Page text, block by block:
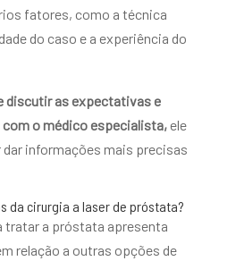
fatores, como a técnica
do caso e a experiência do
discutir as expectativas e
o médico especialista,ele
informações mais precisas
da cirurgia a laser de próstata?
tratar a próstata apresenta
relação a outras opções de